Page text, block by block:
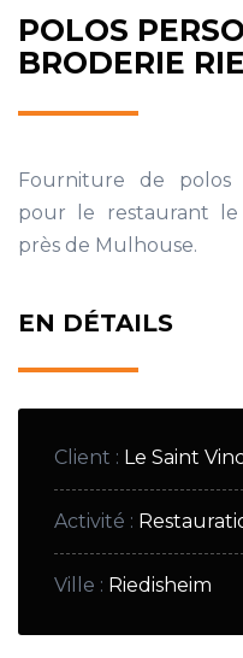
POLOS
BRODERIE
Fourniture de polos
pour le restaurant le
près de Mulhouse.
EN DÉTAILS
Client : Le Saint
Activité :
Ville : Riedisheim